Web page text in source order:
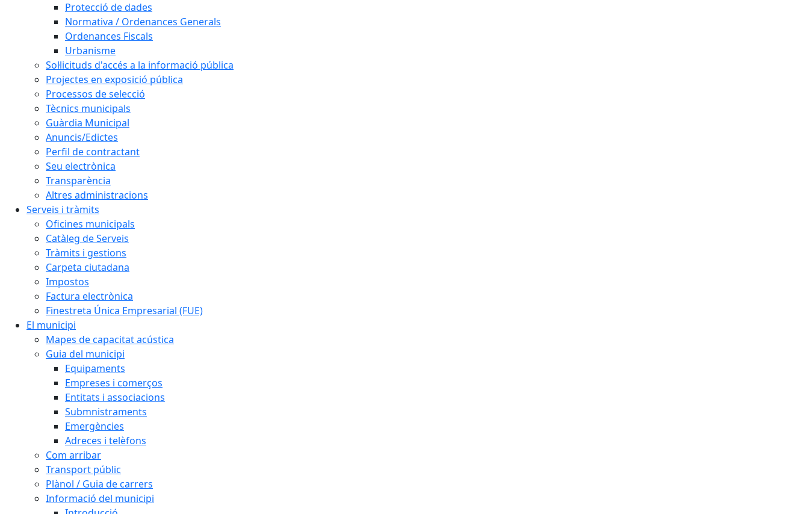
Protecció de dades
Normativa / Ordenances Generals
Ordenances Fiscals
Urbanisme
Sol·licituds d'accés a la informació pública
Projectes en exposició pública
Processos de selecció
Tècnics municipals
Guàrdia Municipal
Anuncis/Edictes
Perfil de contractant
Seu electrònica
Transparència
Altres administracions
Serveis i tràmits
Oficines municipals
Catàleg de Serveis
Tràmits i gestions
Carpeta ciutadana
Impostos
Factura electrònica
Finestreta Única Empresarial (FUE)
El municipi
Mapes de capacitat acústica
Guia del municipi
Equipaments
Empreses i comerços
Entitats i associacions
Submnistraments
Emergències
Adreces i telèfons
Com arribar
Transport públic
Plànol / Guia de carrers
Informació del municipi